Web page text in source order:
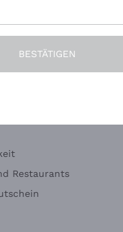
Restaurants
BESTÄTIGEN